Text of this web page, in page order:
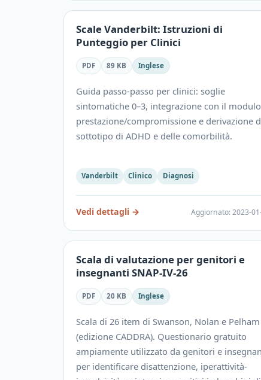
Scale Vanderbilt: Istruzioni di
Punteggio per Clinici
PDF 89 KB Inglese
Guida passo-passo per clinici: soglie
sintomatiche 0–3, integrazione con il modulo
prestazione/compromissione e derivazione
sottotipo di ADHD e delle comorbilità.
Vanderbilt Clinico Diagnosi
Vedi dettagli → Aggiornato:2023-
Scala di valutazione per genitori e
insegnanti SNAP-IV-26
PDF 20 KB Inglese
Scala di 26 item di Swanson, Nolan e Pelham
(edizione CADDRA). Questionario gratuito
ampiamente utilizzato da genitori e
per identificare disattenzione, iperattività-